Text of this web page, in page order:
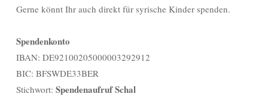
Gerne könnt Ihr auch direkt für syrische Kinder spenden.
Spendenkonto
IBAN: DE92100205000003292912
BIC: BFSWDE33BER
Stichwort: Spendenaufruf Schal